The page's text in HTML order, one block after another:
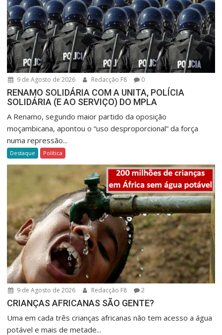
9 de Agosto de 2026 Redacção F8 0
RENAMO SOLIDÁRIA COM A UNITA, POLÍCIA
SOLIDÁRIA (E AO SERVIÇO) DO MPLA
A Renamo, segundo maior partido da oposição
moçambicana, apontou o “uso desproporcional” da força
numa repressão...
Destaque Política
9 de Agosto de 2026 Redacção F8 2
CRIANÇAS AFRICANAS SÃO GENTE?
Uma em cada três crianças africanas não tem acesso a água
potável e mais de metade...